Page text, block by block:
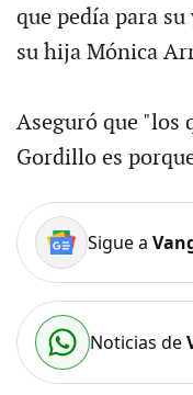
que pedía para
su hija Mónica
Aseguró que "los
Gordillo es
Sigue a
Noticias de